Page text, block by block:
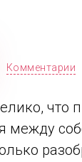
Комментарии
что